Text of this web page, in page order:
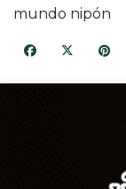
mundo nipón